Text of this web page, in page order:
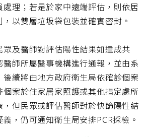
理；若是於家中遠端評估，則依居
以雙層垃圾袋包裝並確實密封。
及醫師對評估陽性結果如達成共
師所屬醫事機構進行通報，並由系
續將由地方政府衛生局依確診個案
案於住家居家照護或其他指定處所
但民眾或評估醫師對於快篩陽性結
，仍可通知衛生局安排PCR採檢。